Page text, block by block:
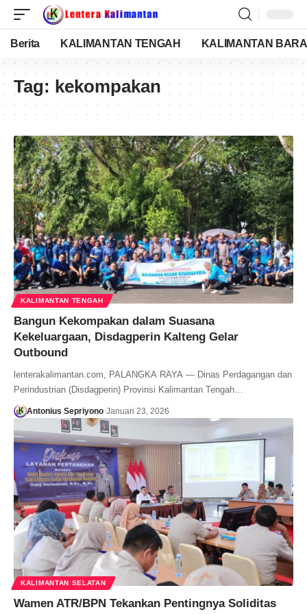
Berita KALIMANTAN TENGAH KALIMANTAN
Tag: kekompakan
KALIMANTAN TENGAH
Bangun Kekompakan dalam Suasana
Kekeluargaan, Disdagperin Kalteng Gelar
Outbound
lenterakalimantan.com, PALANGKA RAYA — Dinas Perdagangan dan
Perindustrian (Disdagperin) Provinsi Kalimantan Tengah…
Antonius Sepriyono Januari 23, 2026
KALIMANTAN SELATAN
Wamen ATR/BPN Tekankan Pentingnya Soliditas